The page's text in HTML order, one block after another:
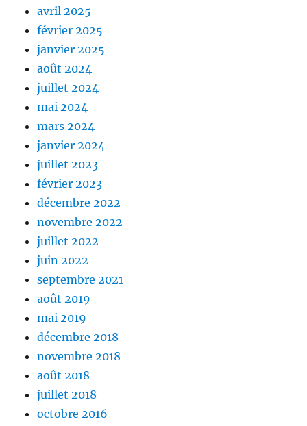
avril 2025
février 2025
janvier 2025
août 2024
juillet 2024
mai 2024
mars 2024
janvier 2024
juillet 2023
février 2023
décembre 2022
novembre 2022
juillet 2022
juin 2022
septembre 2021
août 2019
mai 2019
décembre 2018
novembre 2018
août 2018
juillet 2018
octobre 2016